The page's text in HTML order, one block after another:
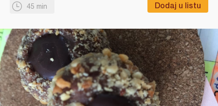
45 min Dodaj u listu